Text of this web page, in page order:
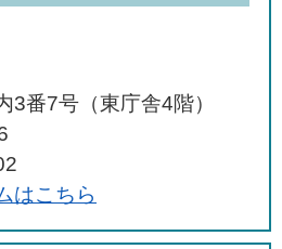
3番7号（東庁舎4階）
はこちら